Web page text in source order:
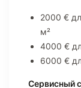
2000 €
м²
4000 €
6000 €
Сервисный